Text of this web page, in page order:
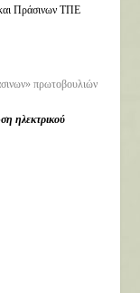
Πράσινων ΤΠΕ
πρωτοβουλιών
ηλεκτρικού